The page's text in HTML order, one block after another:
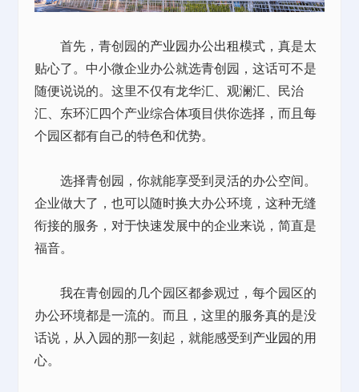
首先，青创园的产业园办公出租模式，真是太
贴心了。中小微企业办公就选青创园，这话可不是
随便说说的。这里不仅有龙华汇、观澜汇、民治
汇、东环汇四个产业综合体项目供你选择，而且每
个园区都有自己的特色和优势。
选择青创园，你就能享受到灵活的办公空间。
企业做大了，也可以随时换大办公环境，这种无缝
衔接的服务，对于快速发展中的企业来说，简直是
福音。
我在青创园的几个园区都参观过，每个园区的
办公环境都是一流的。而且，这里的服务真的是没
话说，从入园的那一刻起，就能感受到产业园的用
心。